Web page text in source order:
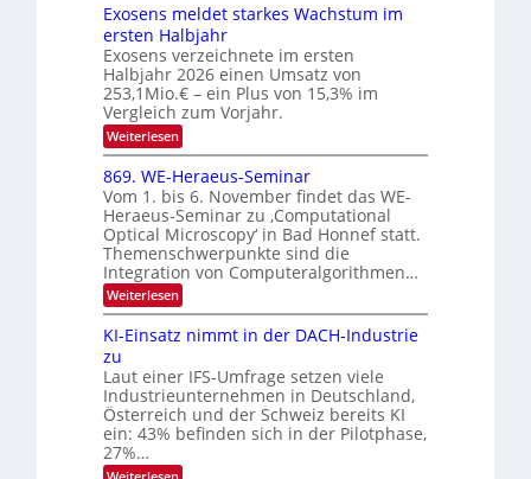
s
S
I
O
N
2
0
2
6
t
r
o
n
i
k
-
u
n
d
B
i
l
d
v
r
a
r
b
e
n
n
d
i
e
K
I
m
i
t
d
e
n
k
t
Exosens meldet starkes Wachstum im
ersten Halbjahr
Exosens verzeichnete im ersten
Halbjahr 2026 einen Umsatz von
253,1Mio.€ – ein Plus von 15,3% im
Vergleich zum Vorjahr.
Weiterlesen:
E
x
o
s
e
n
s
m
e
l
d
e
t
a
r
k
s
869. WE-Heraeus-Seminar
Vom 1. bis 6. November findet das WE-
Heraeus-Seminar zu ‚Computational
Optical Microscopy‘ in Bad Honnef statt.
Themenschwerpunkte sind die
Integration von Computeralgorithmen…
Weiterlesen:
8
9
W
E
-
H
e
KI-Einsatz nimmt in der DACH-Industrie
zu
Laut einer IFS-Umfrage setzen viele
Industrieunternehmen in Deutschland,
Österreich und der Schweiz bereits KI
ein: 43% befinden sich in der Pilotphase,
27%…
: